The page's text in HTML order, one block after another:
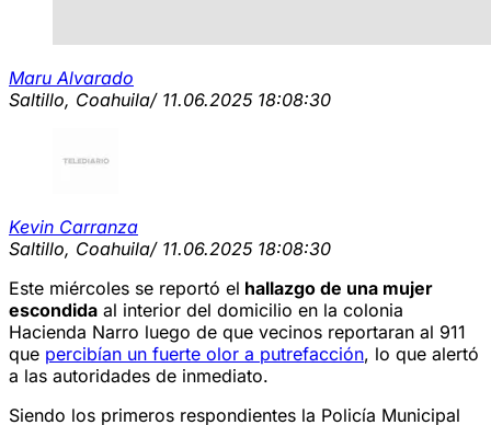
Maru Alvarado
Saltillo, Coahuila/ 11.06.2025 18:08:30
Kevin Carranza
Saltillo, Coahuila/ 11.06.2025 18:08:30
Este miércoles se reportó el hallazgo de una mujer
escondida al interior del domicilio en la colonia
Hacienda Narro luego de que vecinos reportaran al 911
que percibían un fuerte olor a putrefacción, lo que alertó
a las autoridades de inmediato.
Siendo los primeros respondientes la Policía Municipal